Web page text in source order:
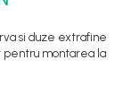
si duze extrafine
pentru montarea la